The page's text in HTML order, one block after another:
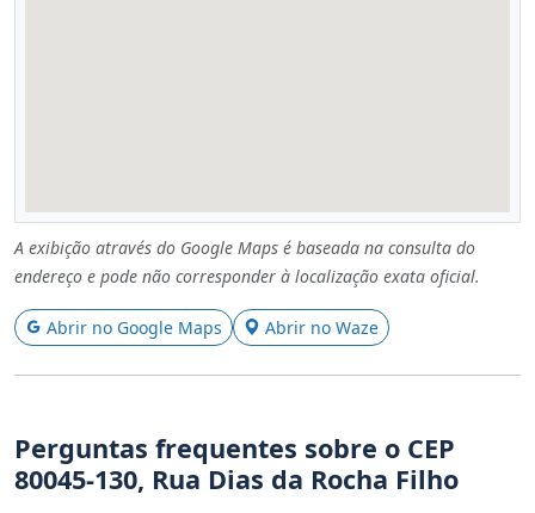
A exibição através do Google Maps é baseada na consulta do
endereço e pode não corresponder à localização exata oficial.
Abrir no Google Maps Abrir no Waze
Perguntas frequentes sobre o CEP
80045-130, Rua Dias da Rocha Filho